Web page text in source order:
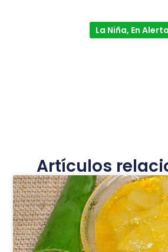
La Niña, En Alerta
Artículos